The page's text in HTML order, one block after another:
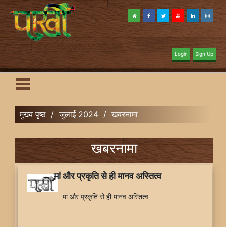
Login Sign Up
मुख्य पृष्ठ / जुलाई 2024 / खबरनामा
खबरनामा
मां और प्रकृति से ही मानव अस्तित्व
मां और प्रकृति से ही मानव अस्तित्व